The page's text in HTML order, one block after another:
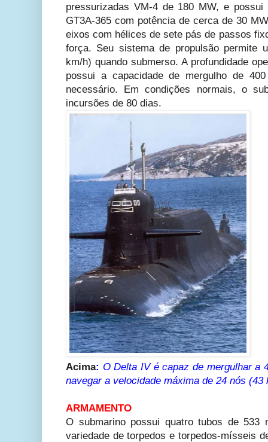
pressurizadas VM-4 de 180 MW, e
GT3A-365 com potência de cerca de 30
eixos com hélices de sete pás de passos
força. Seu sistema de propulsão permite
km/h) quando submerso. A profundidade
possui a capacidade de mergulho de
necessário. Em condições normais, o
incursões de 80 dias.
Acima: O Delta IV é capaz de mergulhar a
navegar a velocidade máxima de 24 nós (43
ARMAMENTO
O submarino possui quatro tubos de 533
variedade de torpedos e torpedos-mísseis